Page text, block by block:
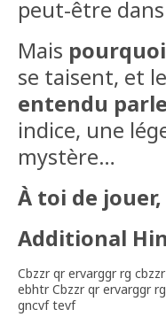
peut-être
Mais
se taisent, et
entendu
indice, une
mystère…
À toi de
Additional
Cbzzr qr ervarggr rg
ebhtr Cbzzr qr ervarggr
gncvf tevf